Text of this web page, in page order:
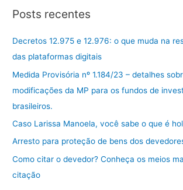
r
h
f
o
r
:
Posts recentes
Decretos 12.975 e 12.976: o que muda na
das plataformas digitais
Medida Provisória nº 1.184/23 – detalhes
modificações da MP para os fundos de
brasileiros.
Caso Larissa Manoela, você sabe o que é
Arresto para proteção de bens dos
Como citar o devedor? Conheça os meios
citação